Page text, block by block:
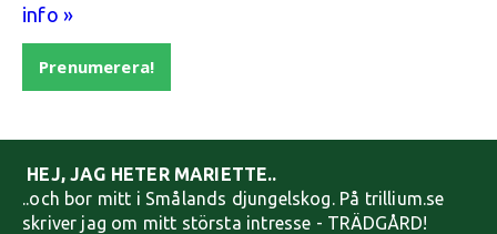
info »
Prenumerera!
HEJ, JAG HETER MARIETTE..
..och bor mitt i Smålands djungelskog. På trillium.se
skriver jag om mitt största intresse - TRÄDGÅRD!